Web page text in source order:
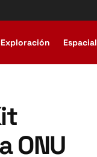
Exploración Espacial
ONU